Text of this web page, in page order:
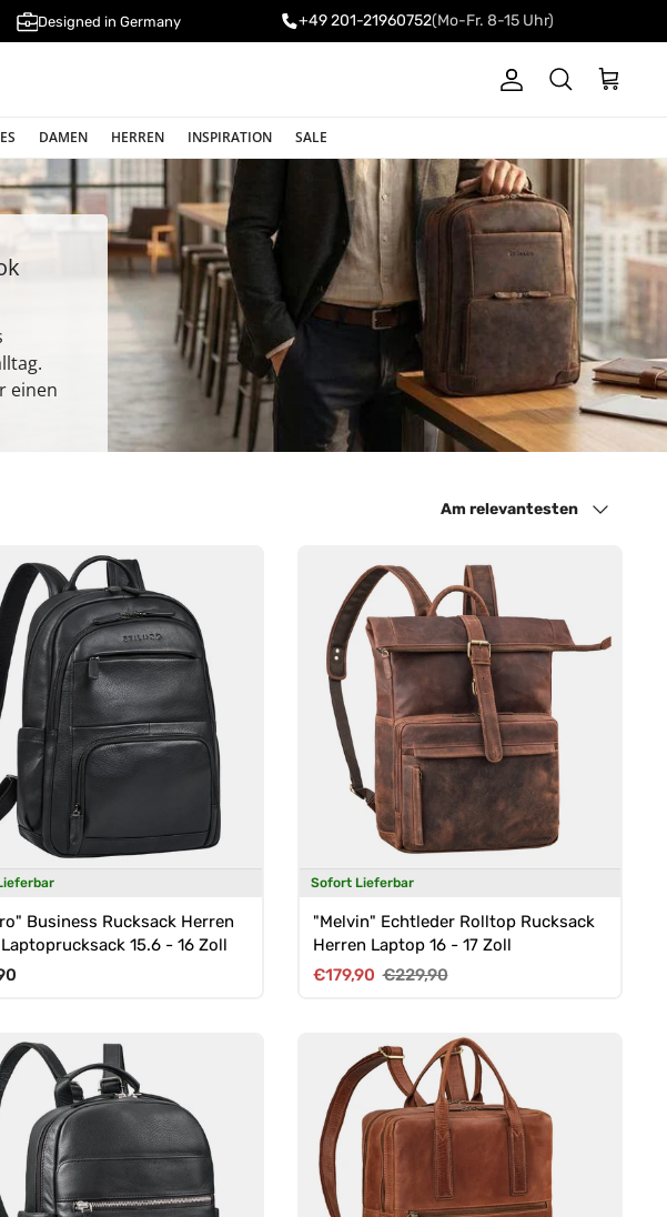
Designed in Germany +49 201-21960752(Mo-Fr. 8-15 Uhr)
KontoSuchen
DAMEN HERREN INSPIRATION SALE
einen
Am relevantesten
Business Rucksack Herren
15.6 - 16 Zoll
Preis
Sofort Lieferbar
"Melvin" Echtleder Rolltop Rucksack
Herren Laptop 16 - 17 Zoll
Verkaufspreis
€179,90 Normaler Preis
€229,90